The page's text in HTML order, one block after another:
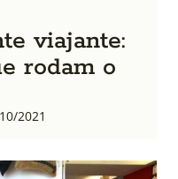
viajante:
rodam o
2021